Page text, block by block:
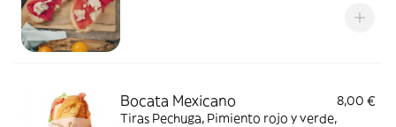
Bocata Mexicano
8,00 €
Tiras Pechuga, Pimiento rojo y verde,